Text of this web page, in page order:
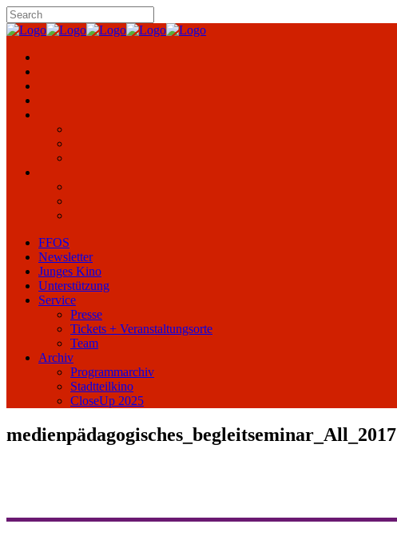
FFOS
Newsletter
Junges Kino
Unterstützung
Service
Presse
Tickets + Veranstaltungsorte
Team
Archiv
Programmarchiv
Stadtteilkino
CloseUp 2025
medienpädagogisches_begleitseminar_All_2017